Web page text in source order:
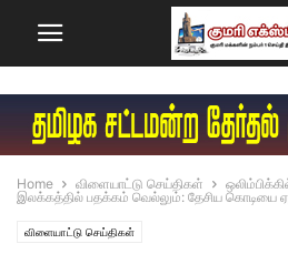
Home விளையாட்டு செய்திகள்
இலக்கத்தில் பதக்கம் வெல்லும்: தேசிய கொடியை
விளையாட்டு செய்திகள்